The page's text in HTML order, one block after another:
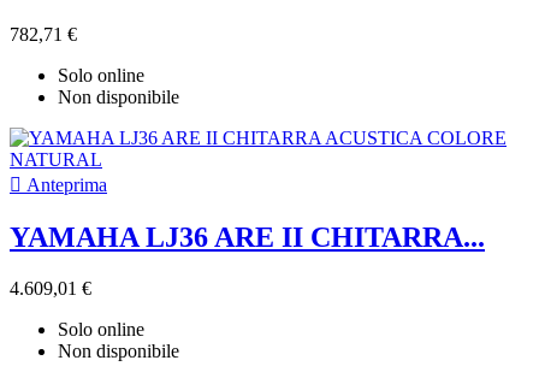
782,71 €
Solo online
Non disponibile
 Anteprima
YAMAHA LJ36 ARE II CHITARRA...
4.609,01 €
Solo online
Non disponibile